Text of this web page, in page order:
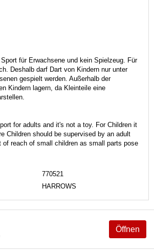
für Erwachsene und kein Spielzeug. Für
Deshalb darf Dart von Kindern nur unter
gespielt werden. Außerhalb der
Kindern lagern, da Kleinteile eine
for adults and it's not a toy. For Children it
Children should be supervised by an adult
of reach of small children as small parts pose
770521
HARROWS
Öffnen